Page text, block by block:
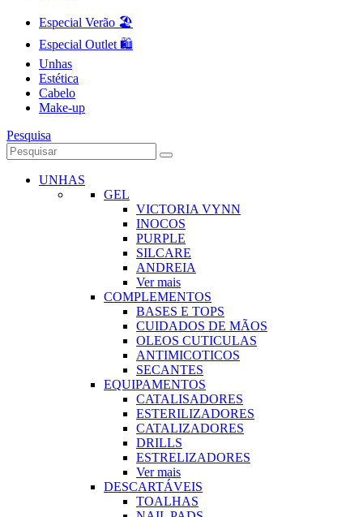
Especial Verão 🏖️
Especial Outlet 🛍️
Unhas
Estética
Cabelo
Make-up
Pesquisa
UNHAS
GEL
VICTORIA VYNN
INOCOS
PURPLE
SILCARE
ANDREIA
Ver mais
COMPLEMENTOS
BASES E TOPS
CUIDADOS DE MÃOS
OLEOS CUTICULAS
ANTIMICOTICOS
SECANTES
EQUIPAMENTOS
CATALISADORES
ESTERILIZADORES
CATALIZADORES
DRILLS
ESTRELIZADORES
Ver mais
DESCARTÁVEIS
TOALHAS